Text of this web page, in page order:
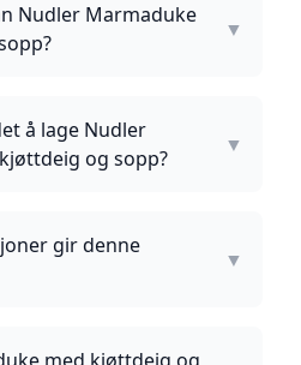
Nudler Marmaduke
▼
å lage Nudler
og sopp?
▼
gir denne
▼